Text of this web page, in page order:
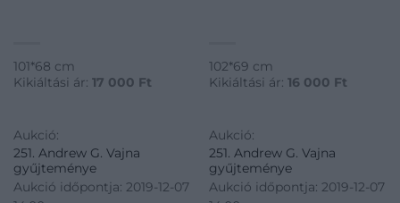
101*68 cm
Kikiáltási ár: 17 000 Ft
Aukció:
251. Andrew G. Vajna
gyűjteménye
Aukció időpontja: 2019-12-07
102*69 cm
Kikiáltási ár: 16 000 Ft
Aukció:
251. Andrew G. Vajna
gyűjteménye
Aukció időpontja: 2019-12-07